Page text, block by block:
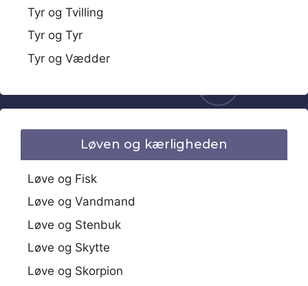
Tyr og Tvilling
Tyr og Tyr
Tyr og Vædder
Løven og kærligheden
Løve og Fisk
Løve og Vandmand
Løve og Stenbuk
Løve og Skytte
Løve og Skorpion